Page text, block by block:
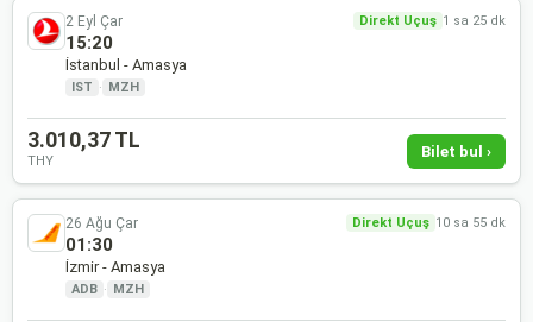
2 Eyl Çar Direkt Uçuş 1 sa 25 dk
15:20
İstanbul - Amasya
IST · MZH
3.010,37 TL
THY
Bilet bul ›
26 Ağu Çar Direkt Uçuş 10 sa 55 dk
01:30
İzmir - Amasya
ADB · MZH